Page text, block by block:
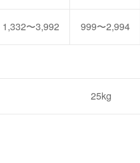
1,332〜3,992 999〜2,994
25kg